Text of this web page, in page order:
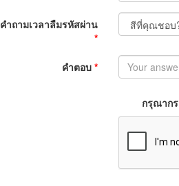
คำถามเวลาลืมรหัสผ่าน
*
คำตอบ *
กรุณาก